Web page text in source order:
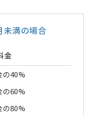
未満の場合
金
の40%
の60%
の80%